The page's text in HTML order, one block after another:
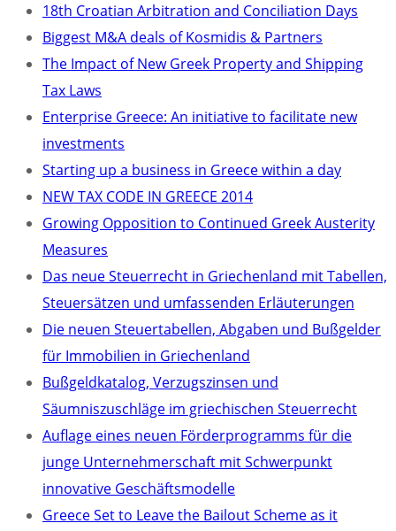
18th Croatian Arbitration and Conciliation Days
Biggest M&A deals of Kosmidis & Partners
The Impact of New Greek Property and Shipping
Tax Laws
Enterprise Greece: An initiative to facilitate new
investments
Starting up a business in Greece within a day
NEW TAX CODE IN GREECE 2014
Growing Opposition to Continued Greek Austerity
Measures
Das neue Steuerrecht in Griechenland mit Tabellen,
Steuersätzen und umfassenden Erläuterungen
Die neuen Steuertabellen, Abgaben und Bußgelder
für Immobilien in Griechenland
Bußgeldkatalog, Verzugszinsen und
Säumniszuschläge im griechischen Steuerrecht
Auflage eines neuen Förderprogramms für die
junge Unternehmerschaft mit Schwerpunkt
innovative Geschäftsmodelle
Greece Set to Leave the Bailout Scheme as it